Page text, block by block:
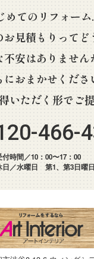
めてのリフォーム
お見積もりってど
不安はありません
おまかせくださ
いただく形でご
466-
付時間／10：00〜17：00
日／水曜日 第1、第3日曜日